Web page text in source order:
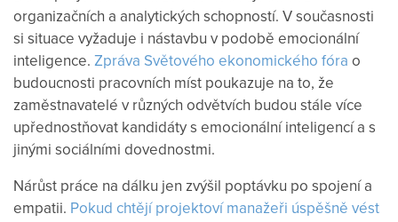
organizačních a analytických schopností. V současnosti
si situace vyžaduje i nástavbu v podobě emocionální
inteligence. Zpráva Světového ekonomického fóra o
budoucnosti pracovních míst poukazuje na to, že
zaměstnavatelé v různých odvětvích budou stále více
upřednostňovat kandidáty s emocionální inteligencí a s
jinými sociálními dovednostmi.
Nárůst práce na dálku jen zvýšil poptávku po spojení a
empatii. Pokud chtějí projektoví manažeři úspěšně vést